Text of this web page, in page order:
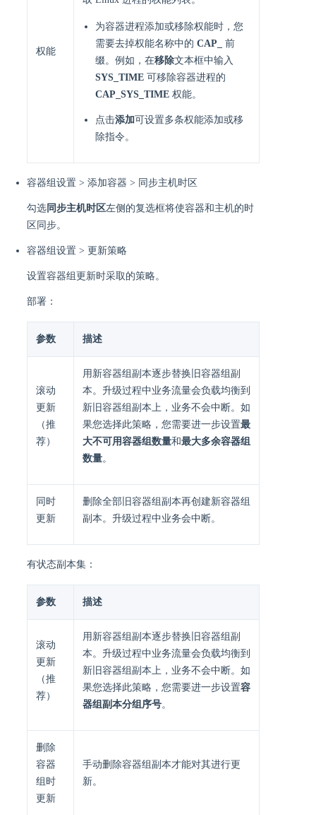
权能
为容器进程添加或移除权能时，您
需要去掉权能名称中的 CAP_
前
缀。例如，在移除文本框中输入
SYS_TIME 可移除容器进程的
CAP_SYS_TIME 权能。
点击添加可设置多条权能添加或移
除指令。
容器组设置 > 添加容器 > 同步主机时区
勾选 同步主机时区左侧的复选框将使容器和主机的时
区同步。
容器组设置 > 更新策略
设置容器组更新时采取的策略。
部署：
参数 描述
滚动
更新
（推
荐）
用新容器组副本逐步替换旧容器组副
本。升级过程中业务流量会负载均衡到
新旧容器组副本上，业务不会中断。如
果您选择此策略，您需要进一步设置最
大不可用容器组数量和最大多余容器组
数量。
同时
更新
删除全部旧容器组副本再创建新容器组
副本。升级过程中业务会中断。
有状态副本集：
参数 描述
滚动
更新
（推
荐）
用新容器组副本逐步替换旧容器组副
本。升级过程中业务流量会负载均衡到
新旧容器组副本上，业务不会中断。如
果您选择此策略，您需要进一步设置容
器组副本分组序号。
删除
容器
组时
更新
手动删除容器组副本才能对其进行更
新。